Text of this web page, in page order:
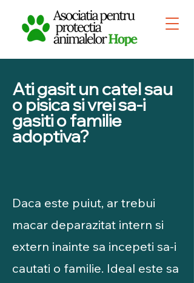
Ati gasit un catel sau
o pisica si vrei sa-i
gasiti o familie
adoptiva?
Daca este puiut, ar trebui
macar deparazitat intern si
extern inainte sa incepeti sa-i
cautati o familie. Ideal este sa